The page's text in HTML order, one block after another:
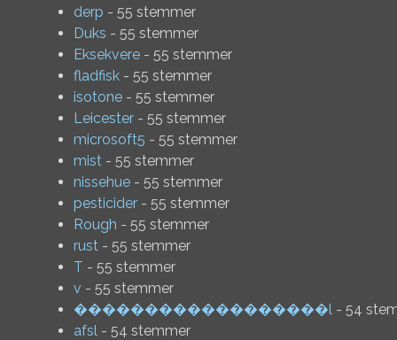
derp - 55 stemmer
Duks - 55 stemmer
Eksekvere - 55 stemmer
fladfisk - 55 stemmer
isotone - 55 stemmer
Leicester - 55 stemmer
microsoft5 - 55 stemmer
mist - 55 stemmer
nissehue - 55 stemmer
pesticider - 55 stemmer
Rough - 55 stemmer
rust - 55 stemmer
T - 55 stemmer
v - 55 stemmer
������������������l - 54
afsl - 54 stemmer